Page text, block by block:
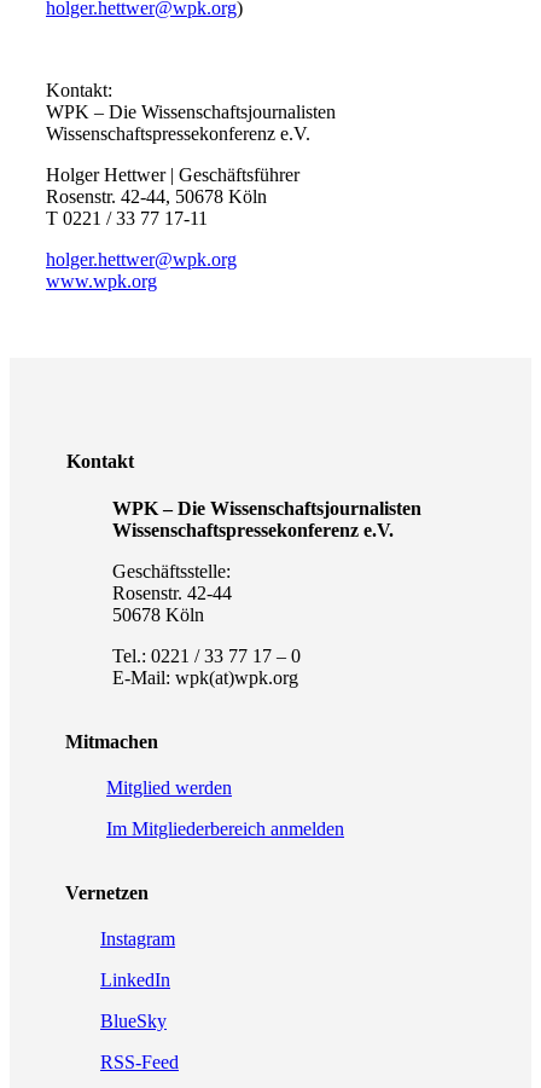
holger.hettwer@wpk.org)
Kontakt:
WPK – Die Wissenschaftsjournalisten
Wissenschaftspressekonferenz e.V.
Holger Hettwer | Geschäftsführer
Rosenstr. 42-44, 50678 Köln
T 0221 / 33 77 17-11
holger.hettwer@wpk.org
www.wpk.org
Kontakt
WPK – Die Wissenschaftsjournalisten
Wissenschaftspressekonferenz e.V.
Geschäftsstelle:
Rosenstr. 42-44
50678 Köln
Tel.: 0221 / 33 77 17 – 0
E-Mail: wpk(at)wpk.org
Mitmachen
Mitglied werden
Im Mitgliederbereich anmelden
Vernetzen
Instagram
LinkedIn
BlueSky
RSS-Feed